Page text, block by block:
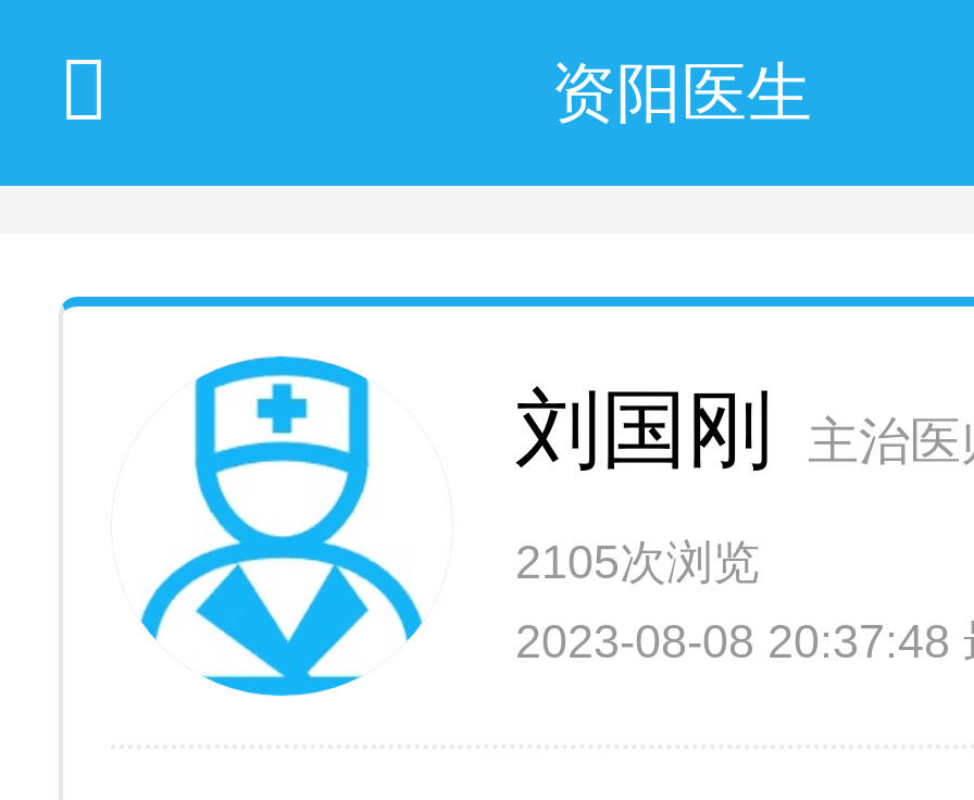
资阳医生
刘国刚 主治医
2105次浏览
2023-08-08 20:37:48